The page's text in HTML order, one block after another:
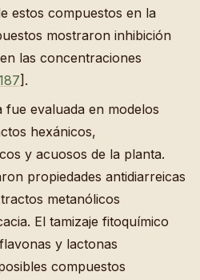
estos compuestos en la
mostraron inhibición
las concentraciones
].
fue evaluada en modelos
hexánicos,
y acuosos de la planta.
propiedades antidiarreicas
metanólicos
El tamizaje fitoquímico
y lactonas
compuestos